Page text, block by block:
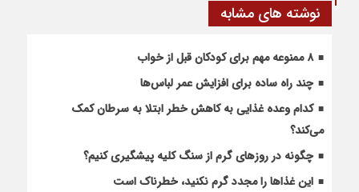
نوشته های مشابه
۸ ممنوعه مهم برای کودکان قبل از خواب
چند راه ساده برای افزایش عمر لباس‌ها
کدام وعده غذایی به کاهش خطر ابتلا به سرطان کمک
می‌کند؟
چگونه در روزهای گرم از سنگ کلیه پیشگیری کنیم؟
این غذاها را مجدد گرم نکنید، خطرناک است